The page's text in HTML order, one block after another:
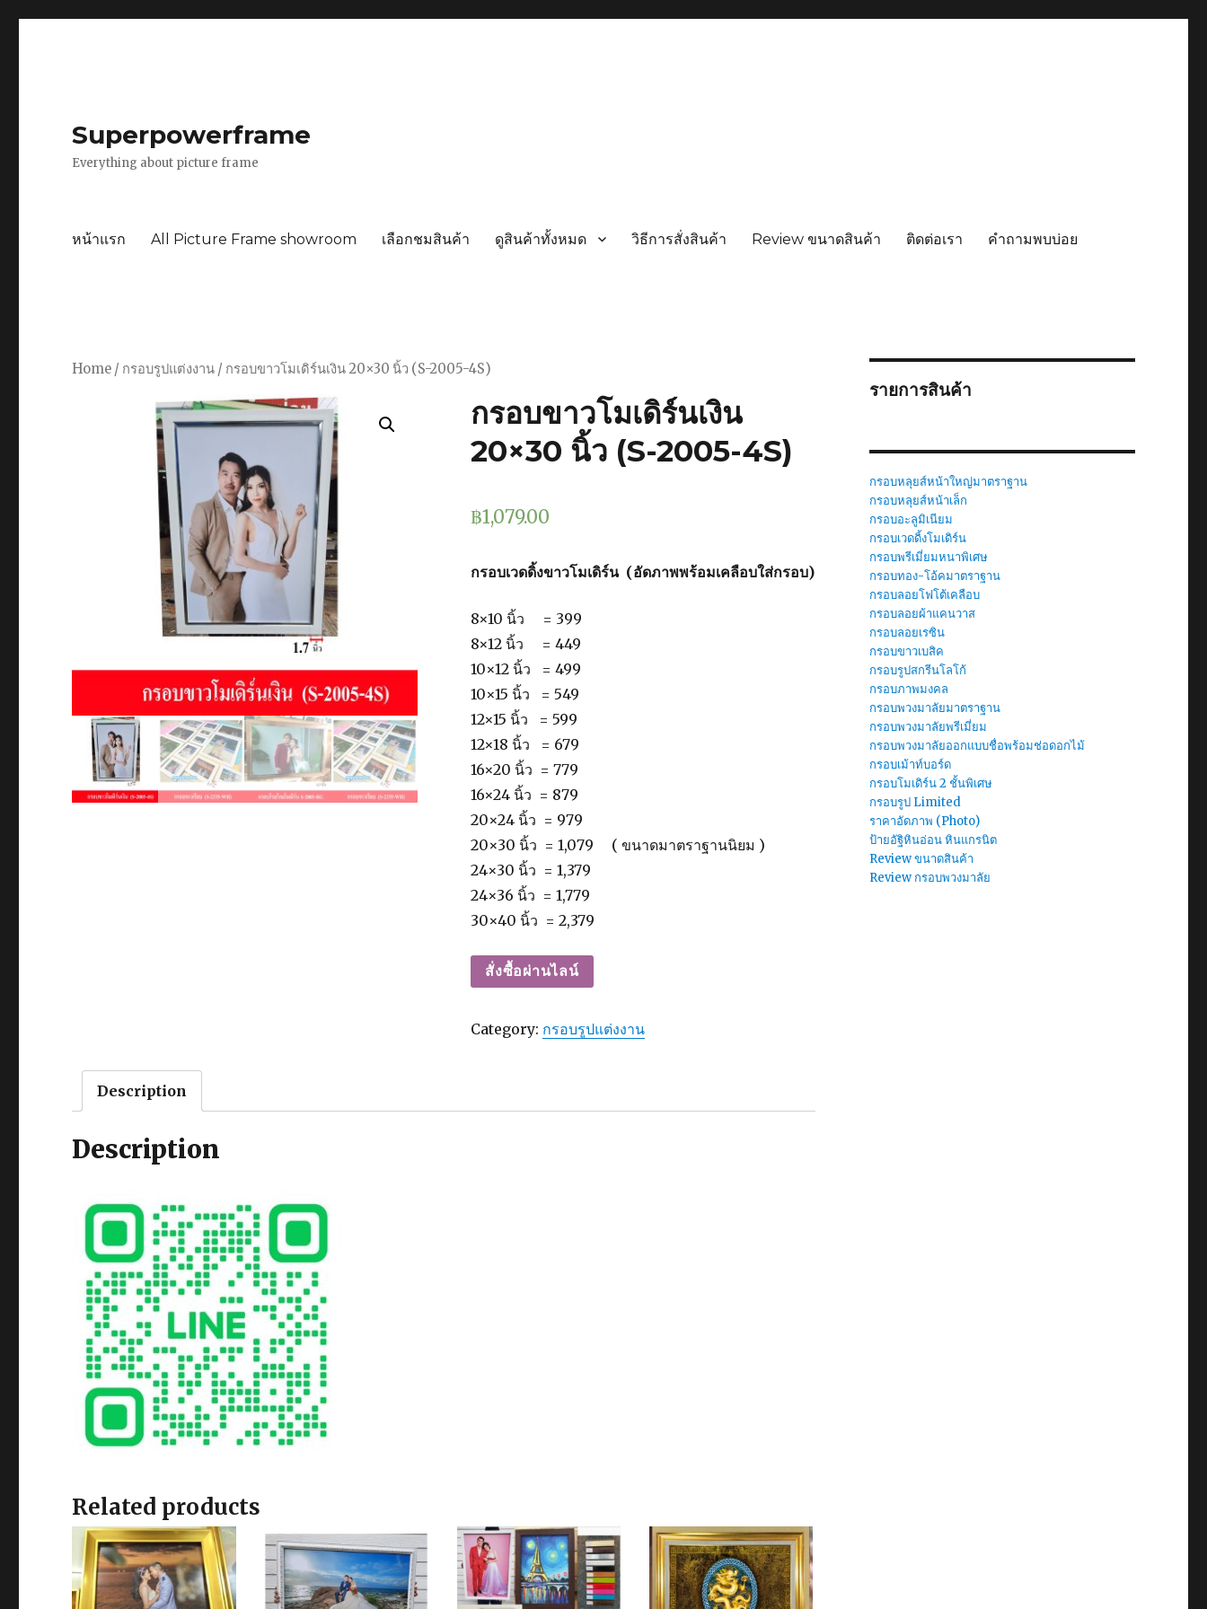
Superpowerframe
Everything about picture frame
หน้าแรก All Picture Frame showroom เลือกชมสินค้า ดูสินค้าทั้งหมด วิธีการสั่งสินค้า Review ขนาดสินค้า ติดต่อเรา คำถามพบบ่อย
Home / กรอบรูปแต่งงาน / กรอบขาวโมเดิร์นเงิน 20×30 นิ้ว (S-2005-4S)
กรอบขาวโมเดิร์นเงิน
20×30 นิ้ว (S-2005-4S)
฿1,079.00
กรอบเวดดิ้งขาวโมเดิร์น (อัดภาพพร้อมเคลือบใส่กรอบ)
8×10 นิ้ว = 399
8×12 นิ้ว = 449
10×12 นิ้ว = 499
10×15 นิ้ว = 549
12×15 นิ้ว = 599
12×18 นิ้ว = 679
16×20 นิ้ว = 779
16×24 นิ้ว = 879
20×24 นิ้ว = 979
20×30 นิ้ว = 1,079 ( ขนาดมาตราฐานนิยม )
24×30 นิ้ว = 1,379
24×36 นิ้ว = 1,779
30×40 นิ้ว = 2,379
สั่งซื้อผ่านไลน์
Category: กรอบรูปแต่งงาน
Description
Description
Related products
รายการสินค้า
กรอบหลุยส์หน้าใหญ่มาตราฐาน
กรอบหลุยส์หน้าเล็ก
กรอบอะลูมิเนียม
กรอบเวดดิ้งโมเดิร์น
กรอบพรีเมี่ยมหนาพิเศษ
กรอบทอง-โอ้คมาตราฐาน
กรอบลอยโฟโต้เคลือบ
กรอบลอยผ้าแคนวาส
กรอบลอยเรซิน
กรอบขาวเบสิค
กรอบรูปสกรีนโลโก้
กรอบภาพมงคล
กรอบพวงมาลัยมาตราฐาน
กรอบพวงมาลัยพรีเมี่ยม
กรอบพวงมาลัยออกแบบชื่อพร้อมช่อดอกไม้
กรอบเม้าท์บอร์ด
กรอบโมเดิร์น 2 ชั้นพิเศษ
กรอบรูป Limited
ราคาอัดภาพ (Photo)
ป้ายอัฐิหินอ่อน หินแกรนิต
Review ขนาดสินค้า
Review กรอบพวงมาลัย